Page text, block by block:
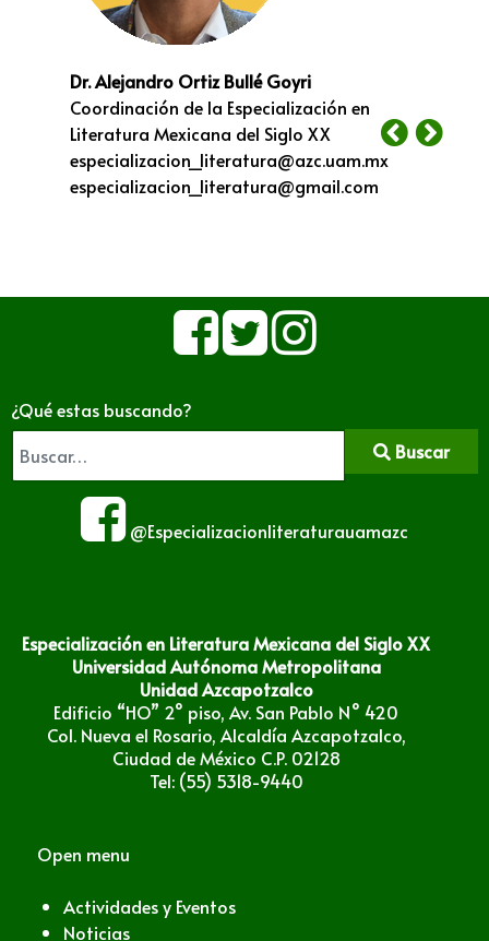
Dr. Alejandro Ortiz Bullé Goyri
Coordinación de la Especialización en
Literatura Mexicana del Siglo XX
especializacion_literatura@azc.uam.mx
especializacion_literatura@gmail.com
¿Qué estas buscando?
Buscar
@Especializacionliteraturauamazc
Especialización en Literatura Mexicana del Siglo XX
Universidad Autónoma Metropolitana
Unidad Azcapotzalco
Edificio “HO” 2° piso, Av. San Pablo N° 420
Col. Nueva el Rosario, Alcaldía Azcapotzalco,
Ciudad de México C.P. 02128
Tel: (55) 5318-9440
Open menu
Actividades y Eventos
Noticias